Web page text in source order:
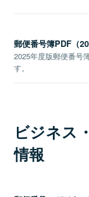
郵便番号簿PDF（
2025年度版郵便番号
す。
ビジネス
情報